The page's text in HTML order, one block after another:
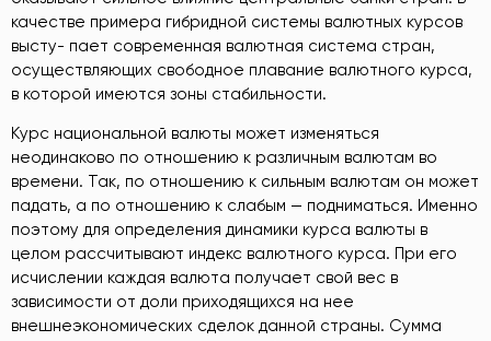
качестве примера гибридной системы валютных курсов
высту- пает современная валютная система стран,
осуществляющих свободное плавание валютного курса,
в которой имеются зоны стабильности.
Курс национальной валюты может изменяться
неодинаково по отношению к различным валютам во
времени. Так, по отношению к сильным валютам он может
падать, а по отношению к слабым — подниматься. Именно
поэтому для определения динамики курса валюты в
целом рассчитывают индекс валютного курса. При его
исчислении каждая валюта получает свой вес в
зависимости от доли приходящихся на нее
внешнеэкономических сделок данной страны. Сумма